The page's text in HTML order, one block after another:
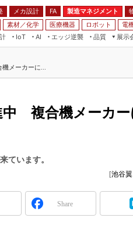
メカ設計 FA 製造マネジメント
素材／化学 医療機器 ロボット 電
IoT
AI
エッジ逆襲 品質
展示
TECHNO-FRONTIER
スマート工場EXPO
つながるクルマ
VR／AR
フィールドサービス
組み込み画像技術
Windows Embedded
車載ソフト開発
FA
モビリティ
メーカーに...
中 複合機メーカー
ています。
[池谷翼
Share